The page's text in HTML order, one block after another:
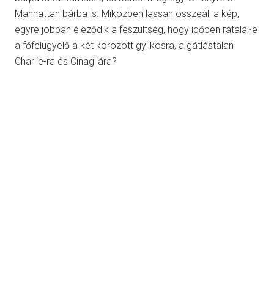
Manhattan bárba is. Miközben lassan összeáll a kép,
egyre jobban éleződik a feszültség, hogy időben rátalál-e
a főfelügyelő a két körözött gyilkosra, a gátlástalan
Charlie-ra és Cinagliára?